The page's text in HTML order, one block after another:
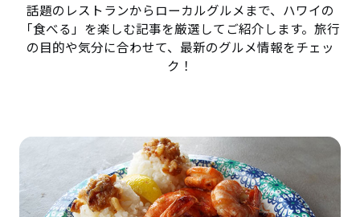
話題のレストランからローカルグルメまで、ハワイの
「食べる」を楽しむ記事を厳選してご紹介します。旅行
の目的や気分に合わせて、最新のグルメ情報をチェッ
ク！